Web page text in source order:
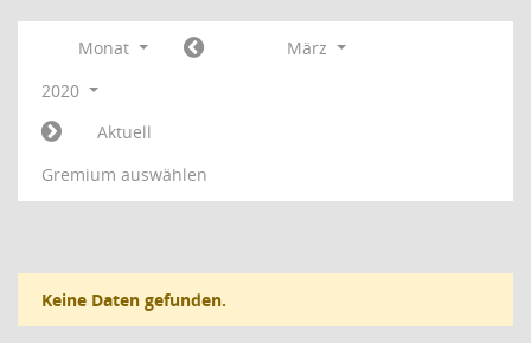
Monat
März
2020
Aktuell
Gremium auswählen
Keine Daten gefunden.